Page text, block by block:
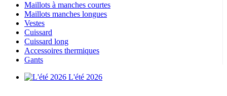
Maillots à manches courtes
Maillots manches longues
Vestes
Cuissard
Cuissard long
Accessoires thermiques
Gants
L'été 2026